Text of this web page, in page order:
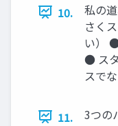
10.
私の
さく
い）
● ス
スで
11. 3つの